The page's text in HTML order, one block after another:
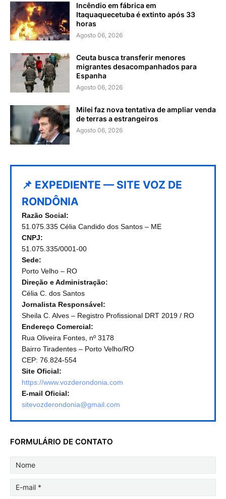
Incêndio em fábrica em
Itaquaquecetuba é extinto após 33
horas
Agosto 06, 2026
Ceuta busca transferir menores
migrantes desacompanhados para
Espanha
Agosto 06, 2026
Milei faz nova tentativa de ampliar venda
de terras a estrangeiros
Agosto 06, 2026
📌 EXPEDIENTE — SITE VOZ DE
RONDÔNIA
Razão Social:
51.075.335 Célia Candido dos Santos – ME
CNPJ:
51.075.335/0001-00
Sede:
Porto Velho – RO
Direção e Administração:
Célia C. dos Santos
Jornalista Responsável:
Sheila C. Alves – Registro Profissional DRT 2019 / RO
Endereço Comercial:
Rua Oliveira Fontes, nº 3178
Bairro Tiradentes – Porto Velho/RO
CEP: 76.824-554
Site Oficial:
https://www.vozderondonia.com
E-mail Oficial:
sitevozderondonia@gmail.com
FORMULÁRIO DE CONTATO